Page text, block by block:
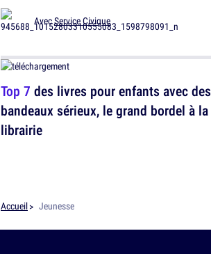
AvecService Civique
Top 7 des livres pour enfants avec des
bandeaux sérieux, le grand bordel à la
librairie
Accueil Jeunesse